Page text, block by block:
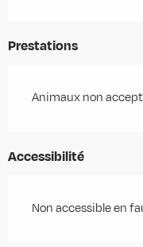
Prestations
Animaux non
Accessibilité
Non accessible en